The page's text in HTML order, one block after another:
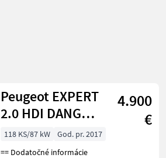
Peugeot EXPERT
2.0 HDI DANGEL
4x4 L1H1, E6 vin
169
4.900
€
118 KS/87 kW
God. pr. 2017
== Dodatočné informácie